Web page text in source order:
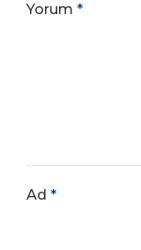
Yorum *
Ad *